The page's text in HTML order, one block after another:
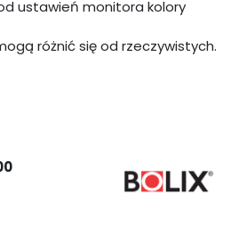
ustawień monitora kolory
różnić się od rzeczywistych.